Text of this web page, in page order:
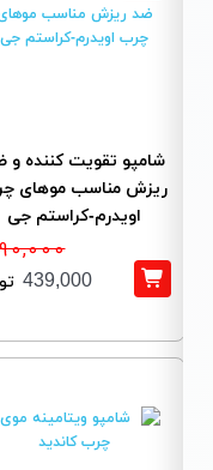
شامپو تقویت کننده و ضد
ریزش مناسب موهای چرب
اویدرم-کراستم جی
490,000
439,000 تومان